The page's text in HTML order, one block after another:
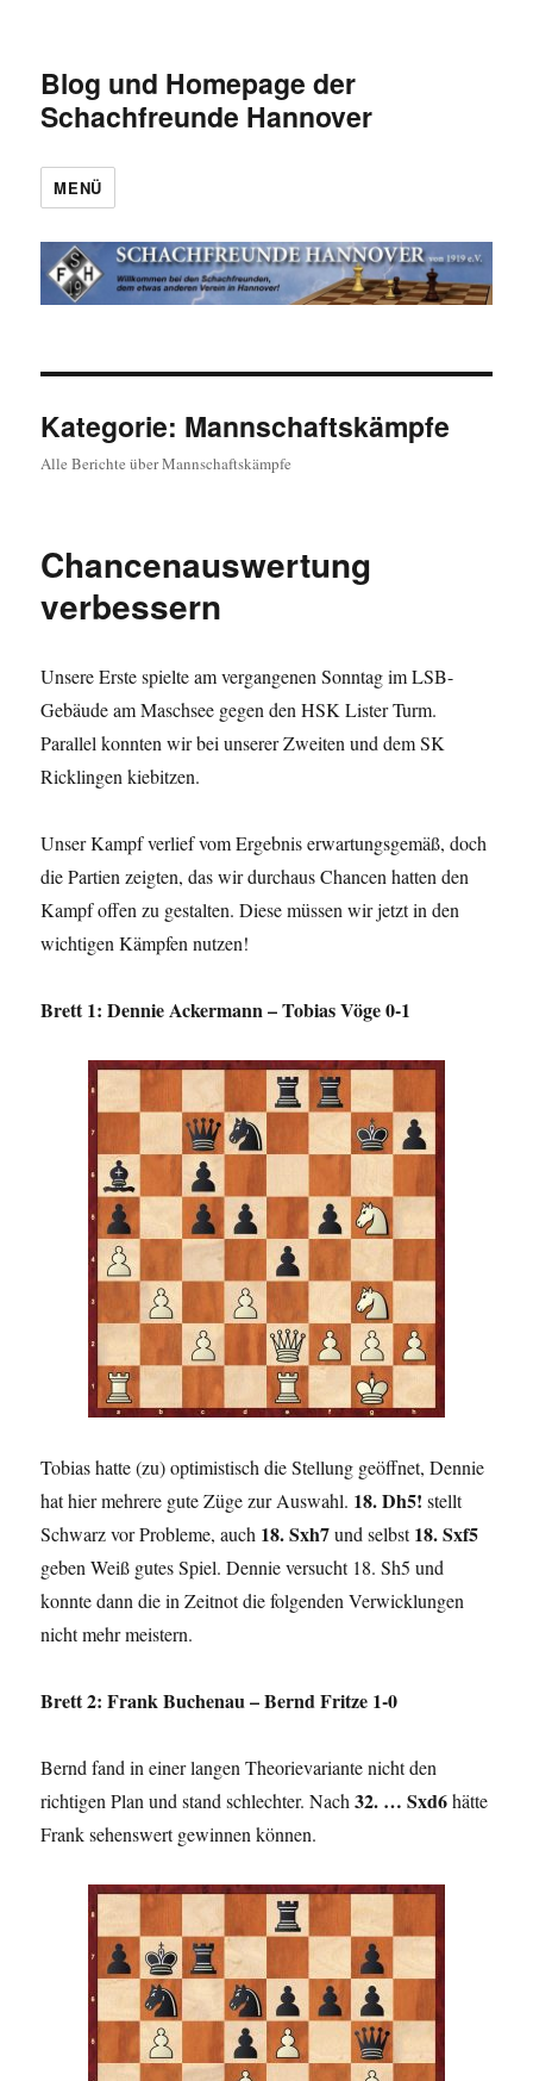
Blog und Homepage der
Schachfreunde Hannover
MENÜ
Kategorie: Mannschaftskämpfe
Alle Berichte über Mannschaftskämpfe
Chancenauswertung
verbessern
Unsere Erste spielte am vergangenen Sonntag im LSB-
Gebäude am Maschsee gegen den HSK Lister Turm.
Parallel konnten wir bei unserer Zweiten und dem SK
Ricklingen kiebitzen.
Unser Kampf verlief vom Ergebnis erwartungsgemäß, doch
die Partien zeigten, das wir durchaus Chancen hatten den
Kampf offen zu gestalten. Diese müssen wir jetzt in den
wichtigen Kämpfen nutzen!
Brett 1: Dennie Ackermann – Tobias Vöge 0-1
Tobias hatte (zu) optimistisch die Stellung geöffnet, Dennie
hat hier mehrere gute Züge zur Auswahl. 18. Dh5!stellt
Schwarz vor Probleme, auch 18. Sxh7und selbst18. Sxf5
geben Weiß gutes Spiel. Dennie versucht 18. Sh5 und
konnte dann die in Zeitnot die folgenden Verwicklungen
nicht mehr meistern.
Brett 2: Frank Buchenau – Bernd Fritze 1-0
Bernd fand in einer langen Theorievariante nicht den
richtigen Plan und stand schlechter. Nach32. … Sxd6hätte
Frank sehenswert gewinnen können.